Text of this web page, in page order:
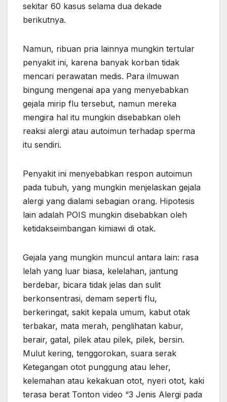
sekitar 60 kasus selama dua dekade
berikutnya.
Namun, ribuan pria lainnya mungkin tertular
penyakit ini, karena banyak korban tidak
mencari perawatan medis. Para ilmuwan
bingung mengenai apa yang menyebabkan
gejala mirip flu tersebut, namun mereka
mengira hal itu mungkin disebabkan oleh
reaksi alergi atau autoimun terhadap sperma
itu sendiri.
Penyakit ini menyebabkan respon autoimun
pada tubuh, yang mungkin menjelaskan gejala
alergi yang dialami sebagian orang. Hipotesis
lain adalah POIS mungkin disebabkan oleh
ketidakseimbangan kimiawi di otak.
Gejala yang mungkin muncul antara lain: rasa
lelah yang luar biasa, kelelahan, jantung
berdebar, bicara tidak jelas dan sulit
berkonsentrasi, demam seperti flu,
berkeringat, sakit kepala umum, kabut otak
terbakar, mata merah, penglihatan kabur,
berair, gatal, pilek atau pilek, pilek, bersin.
Mulut kering, tenggorokan, suara serak
Ketegangan otot punggung atau leher,
kelemahan atau kekakuan otot, nyeri otot, kaki
terasa berat Tonton video “3 Jenis Alergi pada